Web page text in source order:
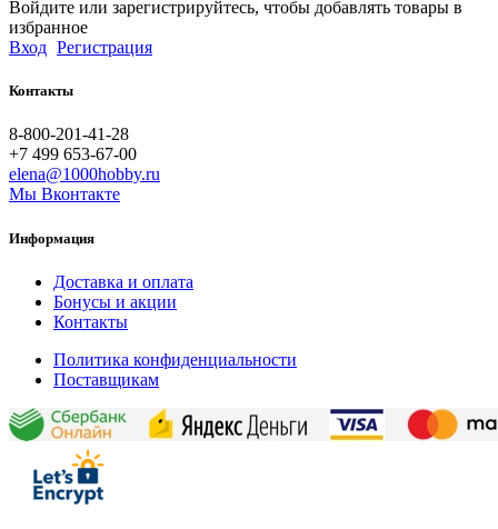
Войдите или зарегистрируйтесь, чтобы добавлять товары в
избранное
Вход Регистрация
Контакты
8-800-201-41-28
+7 499 653-67-00
elena@1000hobby.ru
Мы Вконтакте
Информация
Доставка и оплата
Бонусы и акции
Контакты
Политика конфиденциальности
Поставщикам